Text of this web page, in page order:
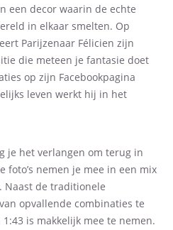
een decor waarin de echte
in elkaar smelten. Op
Parijzenaar Félicien zijn
die meteen je fantasie doet
op zijn Facebookpagina
leven werkt hij in het
je het verlangen om terug in
foto’s nemen je mee in een mix
Naast de traditionele
opvallende combinaties te
is makkelijk mee te nemen.